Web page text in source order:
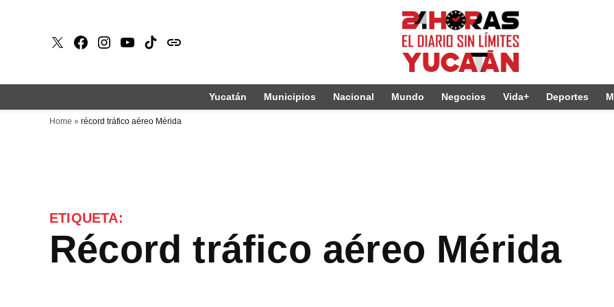
X Faceboook
Instagram
Youtube
Tiktokissuu
Yucatán Municipios Nacional Mundo Negocios Vida+ Deportes
Home » récord tráfico aéreo Mérida
ETIQUETA:
récord tráfico aéreo Mérida